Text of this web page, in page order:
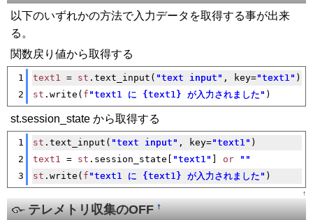
以下のいずれかの方法で入力データを取得する事が出来
る。
関数戻り値から取得する
1
2
text1 = st .text_input( "text input" , key="text1" )
st .write( f "text1 に {text1} が入力されました" )
st.session_state から取得する
1
2
3
st .text_input( "text input" , key="text1" )
text1 = st .session_state[ "text1" or
""
st .write( f "text1 に {text1} が入力されました" )
↑
テレメトリ収集のOFF†